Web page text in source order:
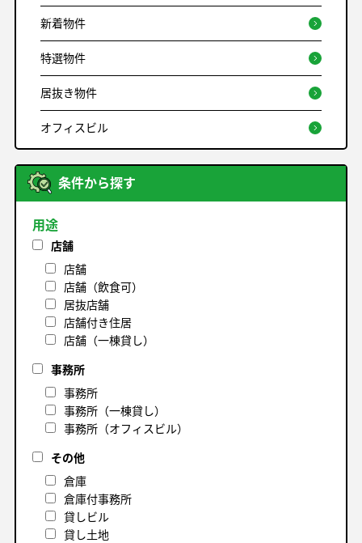
新着物件
特選物件
居抜き物件
オフィスビル
条件から探す
用途
店舗
店舗
店舗（飲食可）
居抜店舗
店舗付き住居
店舗（一棟貸し）
事務所
事務所
事務所（一棟貸し）
事務所（オフィスビル）
その他
倉庫
倉庫付事務所
貸しビル
貸し土地